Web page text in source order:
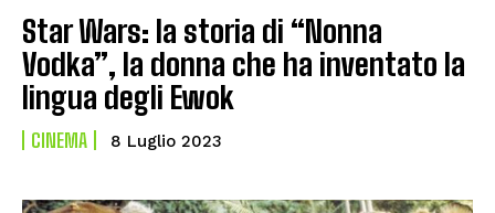
Star Wars: la storia di “Nonna
Vodka”, la donna che ha inventato la
lingua degli Ewok
CINEMA 8 Luglio 2023